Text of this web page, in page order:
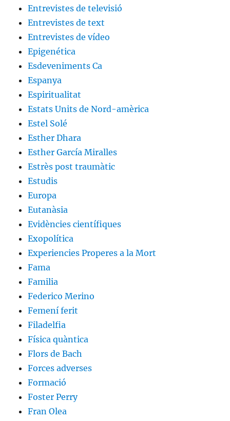
Entrevistes de televisió
Entrevistes de text
Entrevistes de vídeo
Epigenética
Esdeveniments Ca
Espanya
Espiritualitat
Estats Units de Nord-amèrica
Estel Solé
Esther Dhara
Esther García Miralles
Estrès post traumàtic
Estudis
Europa
Eutanàsia
Evidències científiques
Exopolítica
Experiencies Properes a la Mort
Fama
Familia
Federico Merino
Femení ferit
Filadelfia
Física quàntica
Flors de Bach
Forces adverses
Formació
Foster Perry
Fran Olea